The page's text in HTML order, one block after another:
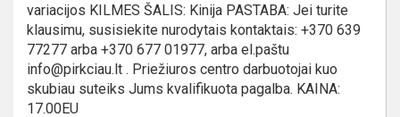
variacijos KILMES ŠALIS: Kinija PASTABA: Jei turite
klausimu, susisiekite nurodytais kontaktais: +370 639
77277 arba +370 677 01977, arba el.paštu
info@pirkciau.lt . Priežiuros centro darbuotojai kuo
skubiau suteiks Jums kvalifikuota pagalba. KAINA:
17.00EU